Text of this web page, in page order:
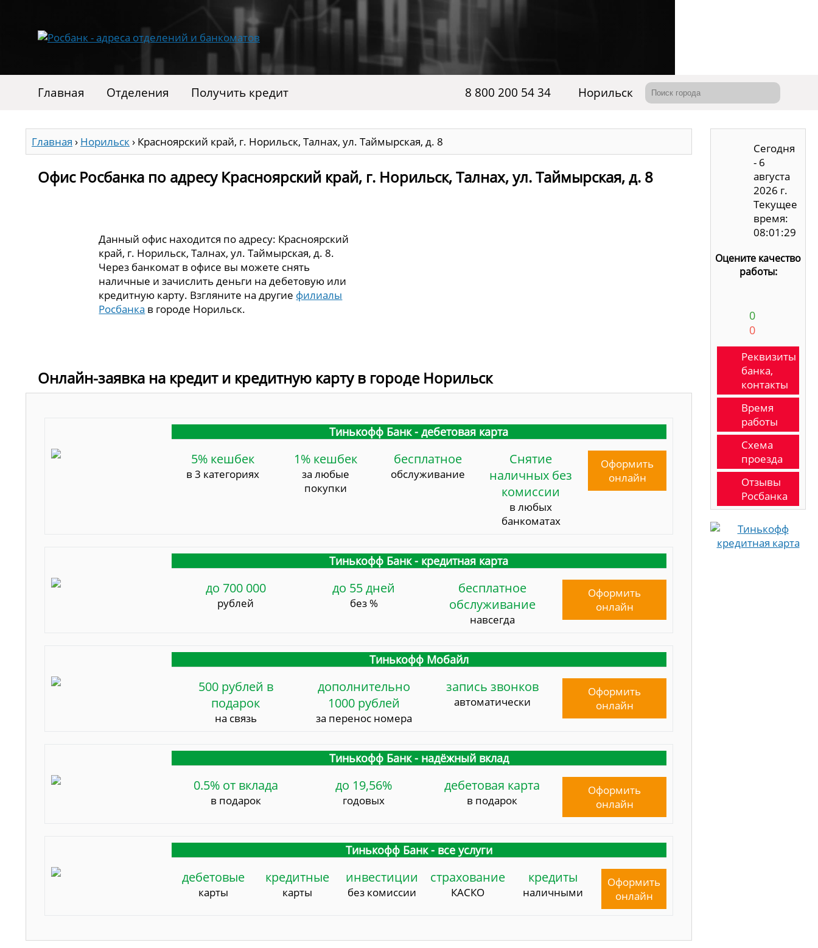
Главная Отделения Получить кредит 8 800 200 54 34 Норильск
Главная › Норильск› Красноярский край, г. Норильск, Талнах, ул. Таймырская, д. 8
Офис Росбанка по адресу Красноярский край, г. Норильск, Талнах, ул. Таймырская, д. 8
Данный офис находится по адресу: Красноярский
край, г. Норильск, Талнах, ул. Таймырская, д. 8.
Через банкомат в офисе вы можете снять
наличные и зачислить деньги на дебетовую или
кредитную карту. Взгляните на другие филиалы
Росбанка в городе Норильск.
Онлайн-заявка на кредит и кредитную карту в городе Норильск
Тинькофф Банк - дебетовая карта
5% кешбек
в 3 категориях
1% кешбек
за любые
покупки
бесплатное
обслуживание
Снятие
наличных без
комиссии
в любых
банкоматах
Оформить
онлайн
Тинькофф Банк - кредитная карта
до 700 000
рублей
до 55 дней
без %
бесплатное
обслуживание
навсегда
Оформить
онлайн
Тинькофф Мобайл
500 рублей в
подарок
на связь
дополнительно
1000 рублей
за перенос номера
запись звонков
автоматически
Оформить
онлайн
Тинькофф Банк - надёжный вклад
0.5% от вклада
в подарок
до 19,56%
годовых
дебетовая карта
в подарок
Оформить
онлайн
Тинькофф Банк - все услуги
дебетовые
карты
кредитные
карты
инвестиции
без комиссии
страхование
КАСКО
кредиты
наличными
Оформить
онлайн
Сегодня
- 6
августа
2026 г.
Текущее
время:
08:01:29
Оцените качество
работы:
0
0
Реквизиты
банка,
контакты
Время
работы
Схема
проезда
Отзывы
Росбанка